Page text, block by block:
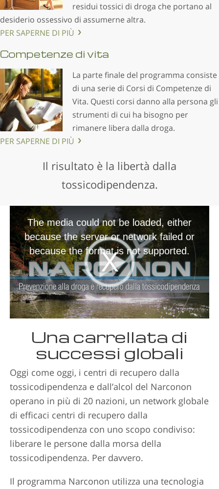
residui tossici di droga che portano al
desiderio ossessivo di assumerne altra.
PER SAPERNE DI PIÙ
Competenze di vita
La parte finale del programma consiste
di una serie di Corsi di Competenze di
Vita. Questi corsi danno alla persona gli
strumenti di cui ha bisogno per
rimanere libera dalla droga.
PER SAPERNE DI PIÙ
Il risultato è la libertà dalla
tossicodipendenza.
The media could not be loaded, either
because the server or network failed or
because the format is not supported.
Una carrellata di
successi globali
Oggi come oggi, i centri di recupero dalla
tossicodipendenza e dall’alcol del Narconon
operano in più di 20 nazioni, un network globale
di efficaci centri di recupero dalla
tossicodipendenza con uno scopo condiviso:
liberare le persone dalla morsa della
tossicodipendenza. Per davvero.
Il programma Narconon utilizza una tecnologia